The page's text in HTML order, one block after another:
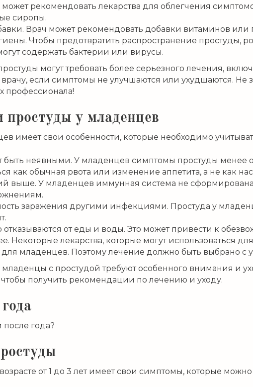
может рекомендовать лекарства для облегчения
сиропы.
Врач может рекомендовать добавки витаминов
Чтобы предотвратить распространение простуды,
содержать бактерии или вирусы.
могут требовать более серьезного лечения,
врачу, если симптомы не улучшаются или ухудшаются.
профессионала!
простуды у младенцев
имеет свои особенности, которые необходимо
быть неявными. У младенцев симптомы простуды менее
как обычная рвота или изменение аппетита, а не как
выше. У младенцев иммунная система не
заражения другими инфекциями. Простуда у
отказываются от еды и воды. Это может привести к
Некоторые лекарства, которые могут использоваться
младенцев. Поэтому лечение должно быть выбрано с
с простудой требуют особенного внимания и
чтобы получить рекомендации по лечению и уходу.
года?
от 1 до 3 лет имеет свои симптомы, которые